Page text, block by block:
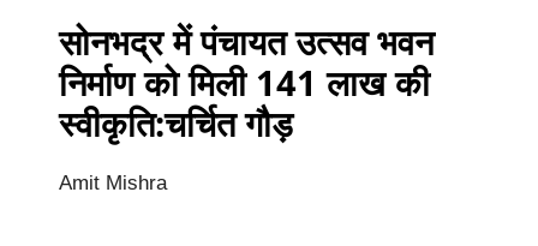
सोनभद्र में पंचायत उत्सव भवन
निर्माण को मिली 141 लाख की
स्वीकृति:चर्चित गौड़
Amit Mishra